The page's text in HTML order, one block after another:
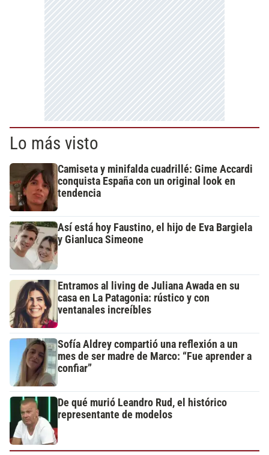
Lo más visto
Camiseta y minifalda cuadrillé: Gime Accardi
conquista España con un original look en
tendencia
Así está hoy Faustino, el hijo de Eva Bargiela
y Gianluca Simeone
Entramos al living de Juliana Awada en su
casa en La Patagonia: rústico y con
ventanales increíbles
Sofía Aldrey compartió una reflexión a un
mes de ser madre de Marco: “Fue aprender a
confiar”
De qué murió Leandro Rud, el histórico
representante de modelos